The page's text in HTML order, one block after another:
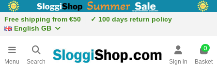
Free shipping from €50
✓ 100 days return policy
English GB
Menu Search Sign in
0
Basket